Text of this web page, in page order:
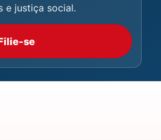
e justiça social.
se